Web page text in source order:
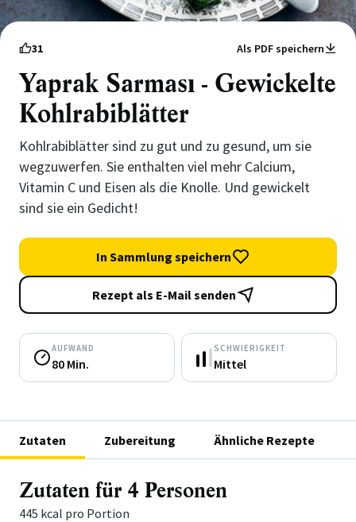
31 Als PDF speichern
Yaprak Sarması - Gewickelte
Kohlrabiblätter
Kohlrabiblätter sind zu gut und zu gesund, um sie
wegzuwerfen. Sie enthalten viel mehr Calcium,
Vitamin C und Eisen als die Knolle. Und gewickelt
sind sie ein Gedicht!
In Sammlung speichern
Rezept als E-Mail senden
AUFWAND
80 Min.
SCHWIERIGKEIT
Mittel
Zutaten Zubereitung Ähnliche Rezepte
Zutaten für 4 Personen
445 kcal pro Portion